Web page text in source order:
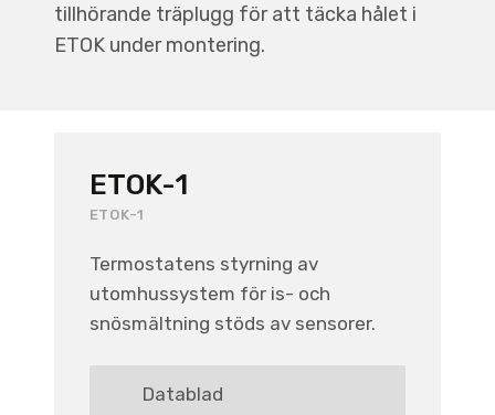
tillhörande träplugg för att täcka hålet i
ETOK under montering.
ETOK-1
ETOK-1
Termostatens styrning av
utomhussystem för is- och
snösmältning stöds av sensorer.
Datablad